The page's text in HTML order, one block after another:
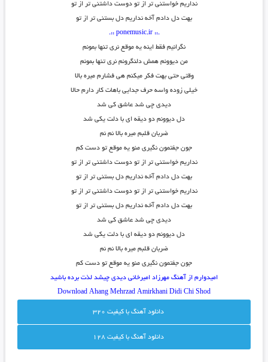
نداریم خواستنی تر از تو دوست داشتنی تر از تو
بهت دل دادم آخه نداریم دل بستنی تر از تو
.:: ponemusic.ir ::.
نگرانیم فقط اینه یه موقع نری تنها بمونم
من دیوونم همش دلنگرونم نری تنها بمونم
وقتی حتی بهت فکر میکنم هی فشارم میره بالا
خیلی زوده واسه حرف جدایی باهات کار دارم حالا
دیدی چی شد عاشق کی شد
دل دیوونم دو دیقه ای با دلت یکی شد
ضربان قلبم میره بالا نم نم
جون جفتمون نگیری منو یه موقع تو دست کم
نداریم خواستنی تر از تو دوست داشتنی تر از تو
بهت دل دادم آخه نداریم دل بستنی تر از تو
نداریم خواستنی تر از تو دوست داشتنی تر از تو
بهت دل دادم آخه نداریم دل بستنی تر از تو
دیدی چی شد عاشق کی شد
دل دیوونم دو دیقه ای با دلت یکی شد
ضربان قلبم میره بالا نم نم
جون جفتمون نگیری منو یه موقع تو دست کم
امیدوارم از آهنگ مهرزاد امیرخانی دیدی چیشد لذت برده باشید
Download Ahang Mehrzad Amirkhani Didi Chi Shod
دانلود آهنگ با کيفيت 320
دانلود آهنگ با کيفيت 128